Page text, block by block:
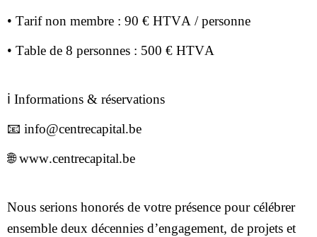
• Tarif non membre : 90 € HTVA / personne
• Table de 8 personnes : 500 € HTVA
ℹ️ Informations & réservations
📧 info@centrecapital.be
🌐 www.centrecapital.be
Nous serions honorés de votre présence pour célébrer
ensemble deux décennies d’engagement, de projets et